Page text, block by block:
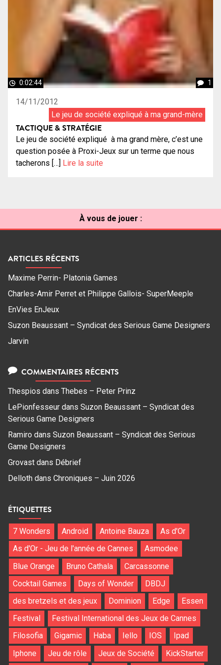
0:02:44 1
14/11/2012
Le jeu de société expliqué à ma grand-mère
TACTIQUE & STRATÉGIE
Le jeu de société expliqué à ma grand mère, c’est une
question posée à Proxi-Jeux sur un terme que nous
tacherons […] Lire la suite
À vous de jouer :
ARTICLES RÉCENTS
Maxime Perrin- Platonia Games
Charles-Amir Perret et Philippe Gallois- SuperMeeple
EnVies EnJeux
Suzon Beaussant – Syndicat des Serious Game Designers
Jarvin
COMMENTAIRES RÉCENTS
Thespios dans Thebes – Peter Prinz
LePionfesseur dans Suzon Beaussant – Syndicat des
Serious Game Designers
Ramiro dans Suzon Beaussant – Syndicat des Serious
Game Designers
Grovast dans Débrief
Delloth dans Chroniques – Juin 2026
ÉTIQUETTES
7 Wonders Android Antoine Bauza
As d'Or
As d'Or - Jeu de l'année de Cannes
Asmodee
Blue Orange
Bruno Cathala
Carcassonne
Cocktail Games
Days of Wonder
DBDJ
des bretzels et des jeux
Dominion Edge
Essen
Festival
Festival International des Jeux de Cannes
Filosofia
Gigamic Haba Iello IOS
Ipad
Iphone
Jeu de rôle Jeux de Société KickStarter